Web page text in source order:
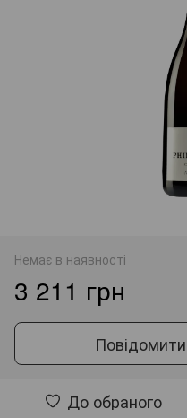
Немає в наявності
3 211 грн
До обраного